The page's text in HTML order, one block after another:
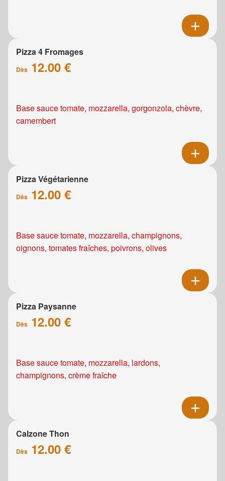
Pizza 4 Fromages
Dès 12.00 €
Base sauce tomate, mozzarella, gorgonzola, chèvre,
camembert
Pizza Végétarienne
Dès 12.00 €
Base sauce tomate, mozzarella, champignons,
oignons, tomates fraîches, poivrons, olives
Pizza Paysanne
Dès 12.00 €
Base sauce tomate, mozzarella, lardons,
champignons, crème fraîche
Calzone Thon
Dès 12.00 €